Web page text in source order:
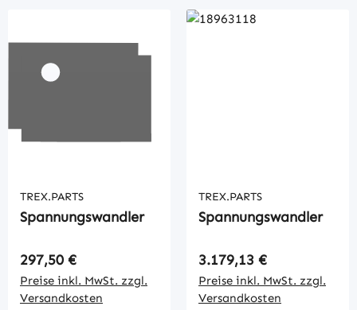
TREX.PARTS
Spannungswandler
Regulärer Preis:
297,50 €
Preise inkl. MwSt. zzgl.
Versandkosten
TREX.PARTS
Spannungswandler
Regulärer Preis:
3.179,13 €
Preise inkl. MwSt. zzgl.
Versandkosten